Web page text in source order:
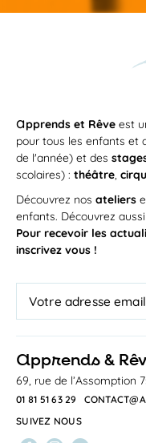
apprends et Rêve est
pour tous les enfants et
de l'année) et des
scolaires) : théâtre,
Découvrez nos ateliers
enfants. Découvrez aussi
Pour recevoir les
inscrivez vous !
apprends &
69, rue de l’Assomption
01 81 51 63 29
SUIVEZ NOUS